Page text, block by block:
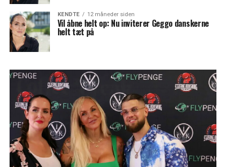
KENDTE 12 måneder siden
Vil åbne helt op: Nu inviterer Geggo danskerne
helt tæt på